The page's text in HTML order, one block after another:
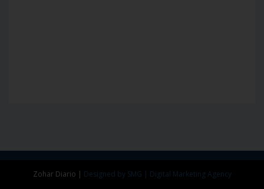
Zohar Diario | Designed by SMG | Digital Marketing Agency